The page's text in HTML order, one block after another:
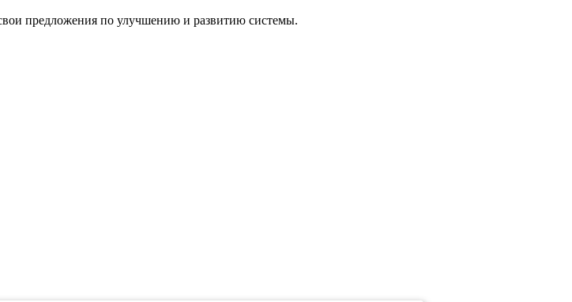
предложения по улучшению и развитию системы.